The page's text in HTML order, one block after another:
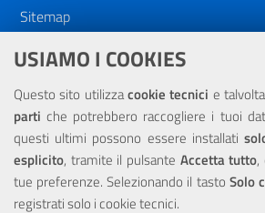
USIAMO I COOKIES
Questo sito utilizzacookie tecnici e
parti che potrebbero raccogliere i tuoi
questi ultimi possono essere installati
esplicito, tramite il pulsante Accetta tutto,
tue preferenze. Selezionando il tasto Solo
registrati solo i cookie tecnici.
Sitemap
Dichiarazione di accessibilità
NOTE LEGALI
Privacy